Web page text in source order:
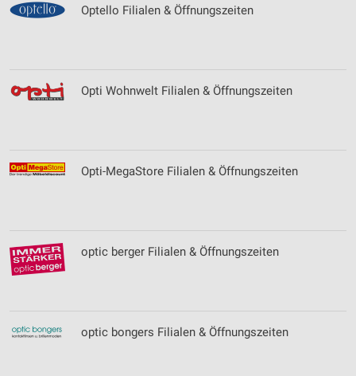
Optello Filialen & Öffnungszeiten
Opti Wohnwelt Filialen & Öffnungszeiten
Opti-MegaStore Filialen & Öffnungszeiten
optic berger Filialen & Öffnungszeiten
optic bongers Filialen & Öffnungszeiten